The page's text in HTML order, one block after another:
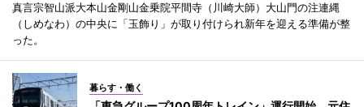
真言宗智山派大本山金剛山金乗院平間寺（川崎大師）大山門の注連縄
（しめなわ）の中央に「玉飾り」が取り付けられ新年を迎える準備が整
った。
暮らす・働く